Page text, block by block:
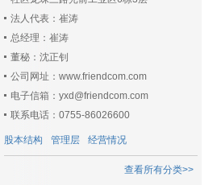
法人代表：崔涛
总经理：崔涛
董秘：沈正钊
公司网址：www.friendcom.com
电子信箱：yxd@friendcom.com
联系电话：0755-86026600
股本结构 管理层 经营情况
查看所有分类>>